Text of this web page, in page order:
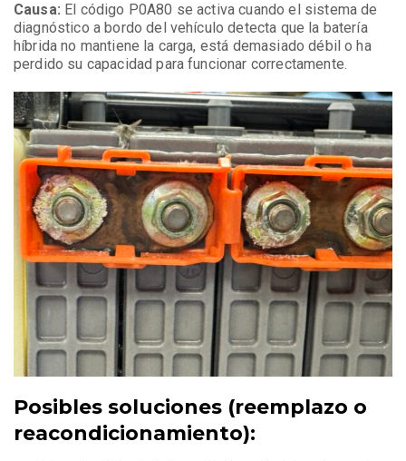
Causa: El código P0A80 se activa cuando el sistema de
diagnóstico a bordo del vehículo detecta que la batería
híbrida no mantiene la carga, está demasiado débil o ha
perdido su capacidad para funcionar correctamente.
Posibles soluciones (reemplazo o
reacondicionamiento):